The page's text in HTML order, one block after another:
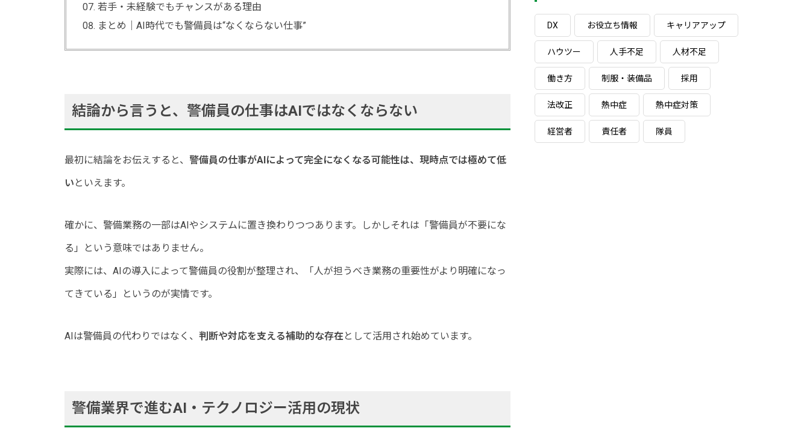
若手・未経験でもチャンスがある理由
まとめ｜AI時代でも警備員は“なくならない仕事”
結論から言うと、警備員の仕事はAIではなくならない
最初に結論をお伝えすると、 警備員の仕事がAIによって完全になくなる可能性は、現時点では極めて低
い といえます。
確かに、警備業務の一部はAIやシステムに置き換わりつつあります。しかしそれは「警備員が不要にな
る」という意味ではありません。
実際には、AIの導入によって警備員の役割が整理され、「人が担うべき業務の重要性がより明確になっ
てきている」というのが実情です。
AIは警備員の代わりではなく、 判断や対応を支える補助的な存在として活用され始めています。
警備業界で進むAI・テクノロジー活用の現状
DX お役立ち情報 キャリアアップ
ハウツー 人手不足 人材不足
働き方 制服・装備品 採用
法改正 熱中症 熱中症対策
経営者 責任者 隊員